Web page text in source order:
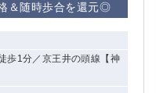
＆随時歩合を還元◎
歩1分／京王井の頭線【神